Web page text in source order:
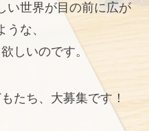
い世界が目の前に広が
うな、
しいのです。
たち、大募集です！